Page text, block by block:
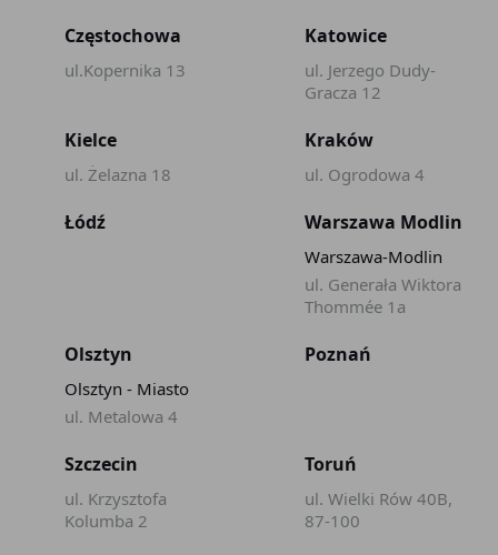
Częstochowa
ul.Kopernika 13
Katowice
ul. Jerzego Dudy-
Gracza 12
Kielce
ul. Żelazna 18
Kraków
ul. Ogrodowa 4
Łódź Warszawa Modlin
Warszawa-Modlin
ul. Generała Wiktora
Thommée 1a
Olsztyn
Olsztyn - Miasto
ul. Metalowa 4
Poznań
Szczecin
ul. Krzysztofa
Kolumba 2
Toruń
ul. Wielki Rów 40B,
87-100